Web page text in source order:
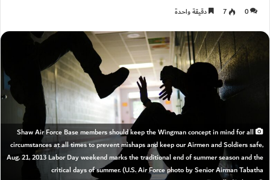
0
7 دقيقة واحدة
Shaw Air Force Base members should keep the Wingman concept in mind for all
circumstances at all times to prevent mishaps and keep our Airmen and Soldiers safe,
Aug. 21, 2013 Labor Day weekend marks the traditional end of summer season and the
critical days of summer. (U.S. Air Force photo by Senior Airman Tabatha